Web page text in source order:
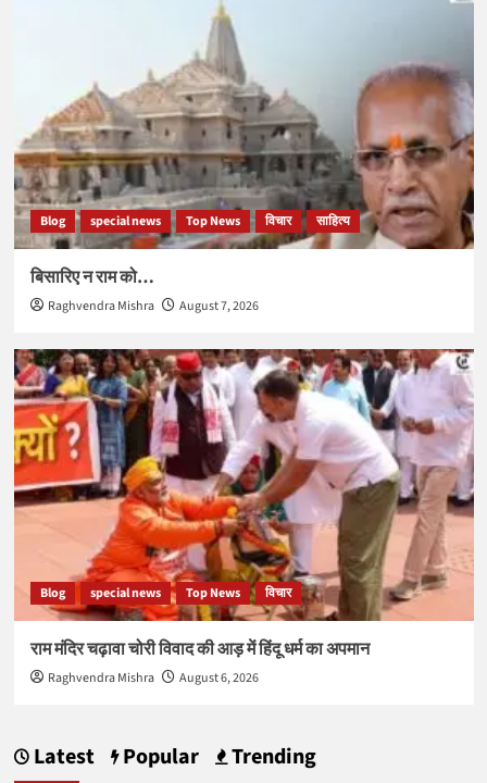
Blog special news Top News विचार साहित्य
बिसारिए न राम को…
Raghvendra Mishra August 7, 2026
Blog special news Top News विचार
राम मंदिर चढ़ावा चोरी विवाद की आड़ में हिंदू धर्म का अपमान
Raghvendra Mishra August 6, 2026
Latest Popular Trending